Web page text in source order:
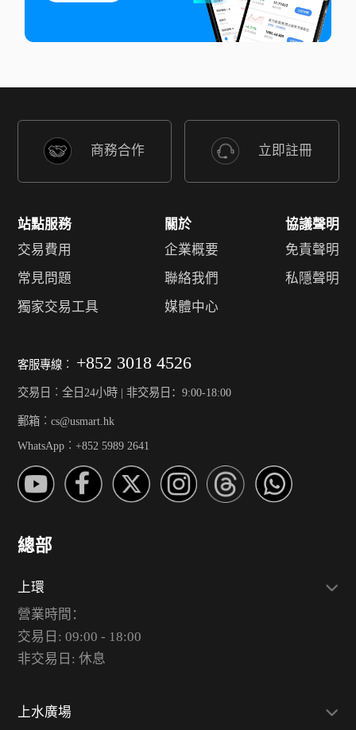
商務合作 立即註冊
站點服務
交易費用
常見問題
獨家交易工具
關於
企業概要
聯絡我們
媒體中心
協議聲明
免責聲明
私隱聲明
客服專線︰ +852 3018 4526
交易日︰全日24小時 | 非交易日：9:00-18:00
郵箱︰cs@usmart.hk
WhatsApp︰+852 5989 2641
總部
上環
營業時間：
交易日: 09:00 - 18:00
非交易日: 休息
上水廣場